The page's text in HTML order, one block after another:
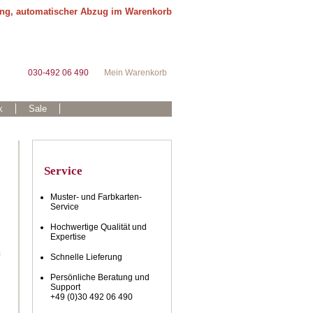
automatischer Abzug im Warenkorb
Mein Warenkorb
030-492 06 490
Sale
Service
Muster- und Farbkarten-
Service
Hochwertige Qualität und
Expertise
Schnelle Lieferung
Persönliche Beratung und
Support
+49 (0)30 492 06 490